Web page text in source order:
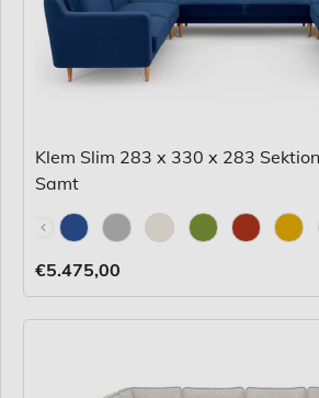
Klem Slim 283 x 330 x 283
Samt
Stoff
€5.475,00